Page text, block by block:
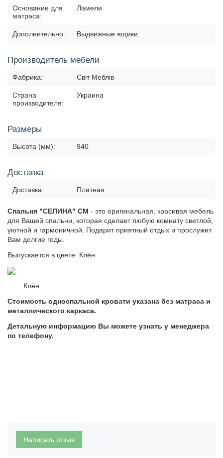
Основание для
матраса:
Ламели
Дополнительно: Выдвижные ящики
Производитель мебели
Фабрика: Світ Меблів
Страна
производителя:
Украина
Размеры
Высота (мм): 940
Доставка
Доставка: Платная
Спальня "СЕЛИНА" СМ - это оригинальная, красивая мебель
для Вашей спальни, которая сделает любую комнату светлой,
уютной и гармоничной. Подарит приятный отдых и прослужит
Вам долгие годы.
Выпускается в цвете: Клён
Клён
Стоимость односпальной кровати указана без матраса и
металлического каркаса.​
Детальную информацию Вы можете узнать у менеджера
по телефону.
Написать отзыв